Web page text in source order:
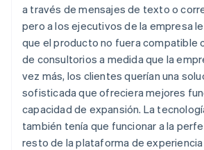
a través de mensajes de texto o
pero a los ejecutivos de la empresa
que el producto no fuera compatible
de consultorios a medida que la
vez más, los clientes querían una
sofisticada que ofreciera mejores
capacidad de expansión. La
también tenía que funcionar a la
resto de la plataforma de